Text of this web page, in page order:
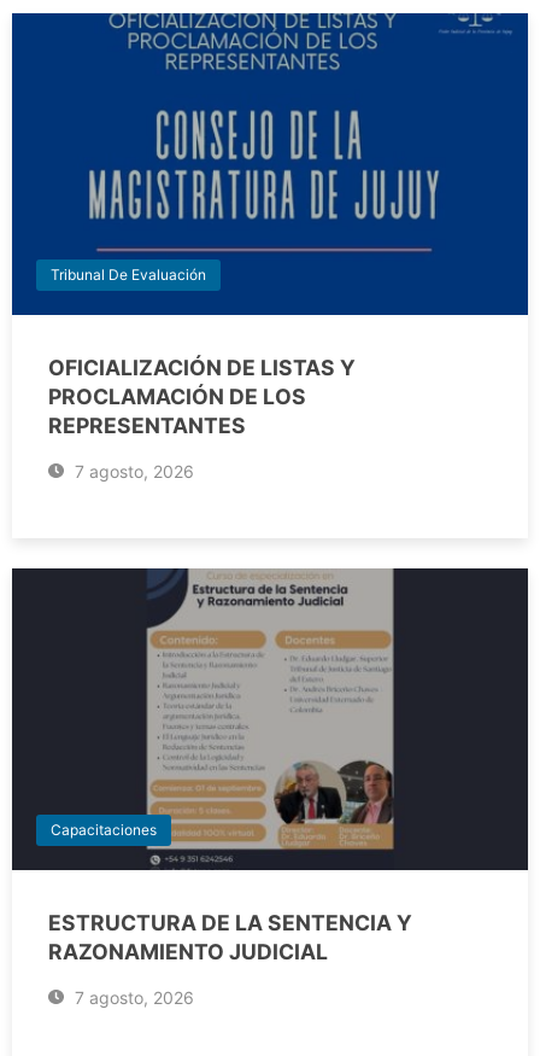
Tribunal De Evaluación
OFICIALIZACIÓN DE LISTAS Y
PROCLAMACIÓN DE LOS
REPRESENTANTES
7 agosto, 2026
Capacitaciones
ESTRUCTURA DE LA SENTENCIA Y
RAZONAMIENTO JUDICIAL
7 agosto, 2026